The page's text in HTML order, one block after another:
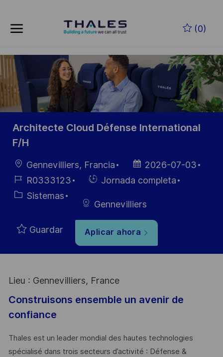
(0)
-
Architecte Cloud Défense International
F/H
Ubicación
Gennevilliers, Francia
Fecha de
publicación
2026-07-03
ID de
empleo
R0333123
HiringJornada completa
Categoría
Sistemas
Gennevilliers
Guardar Aplicar ahora
Lieu : Gennevilliers, France
Construisons ensemble un avenir de
confiance
Thales est un leader mondial des hautes technologies
spécialisé dans trois secteurs d’activité : Défense &